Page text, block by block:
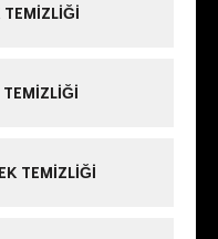
TEMIZLIĞI
TEMIZLIĞI
TEMIZLIĞI